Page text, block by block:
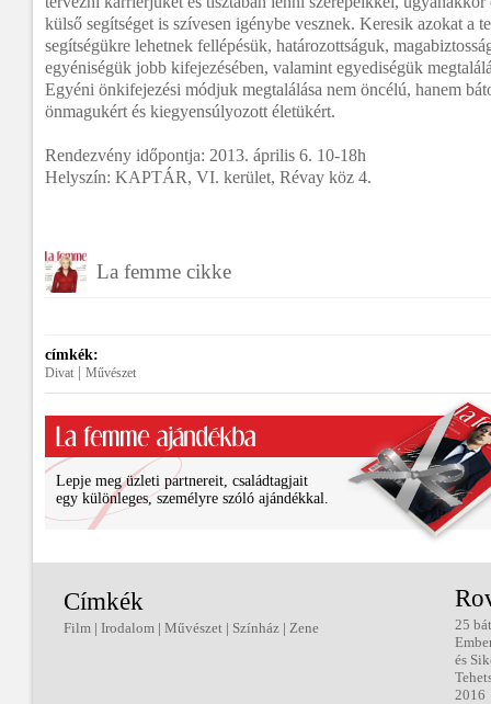
külső segítséget is szívesen igénybe vesznek. Keresik azokat a
segítségükre lehetnek fellépésük, határozottságuk,
egyéniségük jobb kifejezésében, valamint egyediségük
Egyéni önkifejezési módjuk megtalálása nem öncélú, hanem
önmagukért és kiegyensúlyozott életükért.
Rendezvény időpontja: 2013. április 6. 10-18h
Helyszín: KAPTÁR, VI. kerület, Révay köz 4.
La femme cikke
címkék:
Divat Művészet
Lepje meg üzleti partnereit, családtagjait
egy különleges, személyre szóló ajándékkal.
Címkék
Film | Irodalom | Művészet | Színház | Zene
25
és
2016